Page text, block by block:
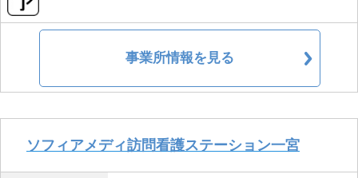
事業所情報を見る
ソフィアメディ訪問看護ステーション一宮